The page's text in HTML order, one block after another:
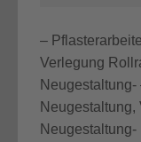
–
Verlegung